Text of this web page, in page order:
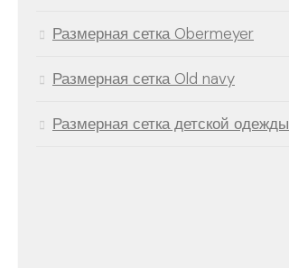
Размерная сетка Obermeyer
Размерная сетка Old navy
Размерная сетка детской одежды